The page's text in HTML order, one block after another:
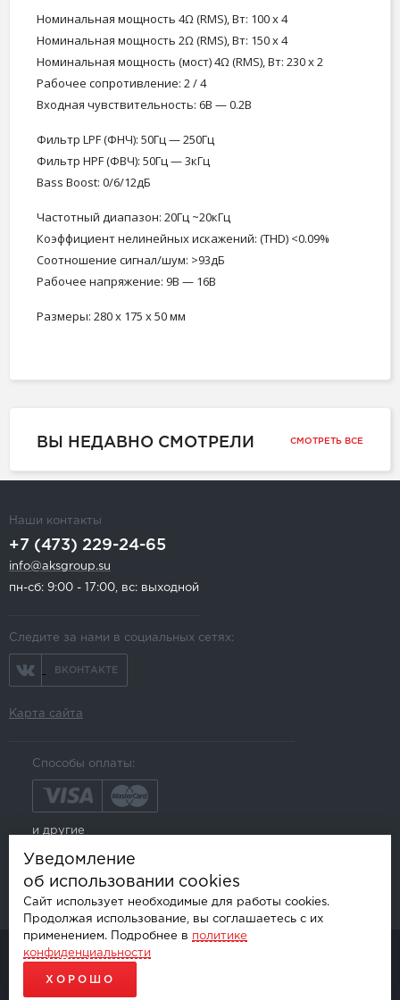
Номинальная мощность 4Ω (RMS), Вт: 100 x 4
Номинальная мощность 2Ω (RMS), Вт: 150 x 4
Номинальная мощность (мост) 4Ω (RMS), Вт: 230 x 2
Рабочее сопротивление: 2 / 4
Входная чувствительность: 6В — 0.2В
Фильтр LPF (ФНЧ): 50Гц — 250Гц
Фильтр HPF (ФВЧ): 50Гц — 3кГц
Bass Boost: 0/6/12дБ
Частотный диапазон: 20Гц ~20кГц
Коэффициент нелинейных искажений: (THD) <0.09%
Соотношение сигнал/шум: >93дБ
Рабочее напряжение: 9В — 16В
Размеры: 280 x 175 x 50 мм
ВЫ НЕДАВНО СМОТРЕЛИ СМОТРЕТЬ ВСЕ
Наши контакты
+7 (473) 229-24-65
info@aksgroup.su
пн-сб: 9:00 - 17:00, вс: выходной
Следите за нами в социальных сетях:
ВКОНТАКТЕ
Карта сайта
Способы оплаты:
и другие
© AKSGROUP, 2026.
ПРОДАЖА И УСТАНОВКА АВТОМОБИЛЬНОЙ ЭЛЕКТРОНИКИ
ПРОДВИЖЕНИЕ САЙТОВ - SEO-ONLINE
Уведомление
об использовании cookies
Сайт использует необходимые для работы cookies.
Продолжая использование, вы соглашаетесь с их
применением. Подробнее в политике
конфиденциальности
ХОРОШО